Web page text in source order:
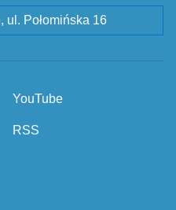
Połomińska 16
YouTube
RSS